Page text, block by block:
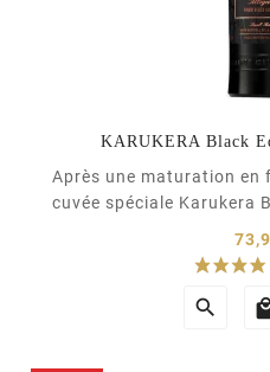
KARUKERA Black
Après une maturation en
cuvée spéciale Karukera Black Edition Alligator est
affinée en fûts neuf ayant
L'une des chauffes
rugueuse et brillante de
